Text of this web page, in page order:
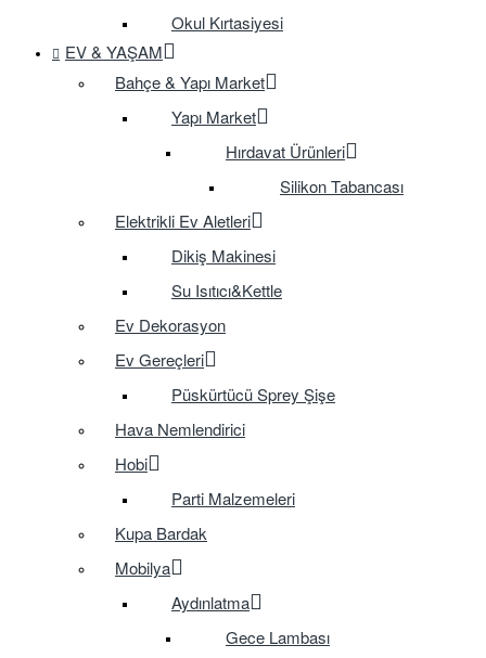
Okul Kırtasiyesi
EV & YAŞAM
Bahçe & Yapı Market
Yapı Market
Hırdavat Ürünleri
Silikon Tabancası
Elektrikli Ev Aletleri
Dikiş Makinesi
Su Isıtıcı&Kettle
Ev Dekorasyon
Ev Gereçleri
Püskürtücü Sprey Şişe
Hava Nemlendirici
Hobi
Parti Malzemeleri
Kupa Bardak
Mobilya
Aydınlatma
Gece Lambası